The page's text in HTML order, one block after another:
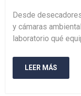
Desde
y cámaras
laboratorio qué
LEER MÁS